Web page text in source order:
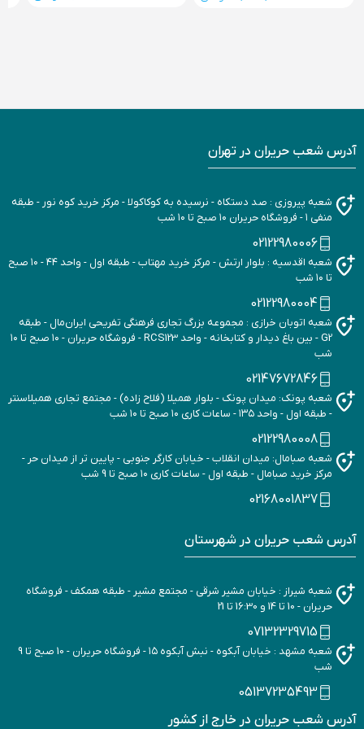
آدرس شعب حریران در تهران
شعبه پیروزی : صد دستکاه - نرسیده به کوکاکولا - مرکز خرید کوه نور - طبقه
منفی ۱ - فروشگاه حریران ۱۰ صبح تا ۱۰ شب
02122980006
شعبه اقدسیه : بلوار ارتش - مرکز خرید مهتاب - طبقه اول - واحد ۴۴ - ۱۰ صبح
تا ۱۰ شب
02122980004
شعبه اتوبان خرازی : مجموعه بزرگ تجاری فرهنگی تفریحی ایران‌مال - طبقه
G2 - بین باغ دیدار و کتابخانه - واحد RCS123 - فروشگاه حریران - ۱۰ صبح تا ۱۰
شب
02147672846
شعبه پونک: میدان پونک - بلوار همیلا (فلاح زاده) - مجتمع تجاری همیلاسنتر
- طبقه اول - واحد ۱۳۵ - ساعات کاری ۱۰ صبح تا ۱۰ شب
02122980008
شعبه صبامال: میدان انقلاب - خیابان کارگر جنوبی - پایین تر از میدان حر -
مرکز خرید صبامال - طبقه اول - ساعات کاری ۱۰ صبح تا 9 شب
02168001837
آدرس شعب حریران در شهرستان
شعبه شیراز : خیابان مشیر شرقی - مجتمع مشیر - طبقه همکف - فروشگاه
حریران - 10 تا 14 و 16:30 تا 21
07132329715
شعبه مشهد : خیابان آبکوه - نبش آبکوه ۱۵ - فروشگاه حریران - 10 صبح تا 9
شب
05137235493
آدرس شعب حریران در خارج از کشور